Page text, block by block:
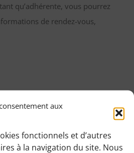
aux
fonctionnels et d’autres
à la navigation du site. Nous
qu’adhérente, vous pourrez
de rendez-vous,
gratuitement à deux
engagement de votre part